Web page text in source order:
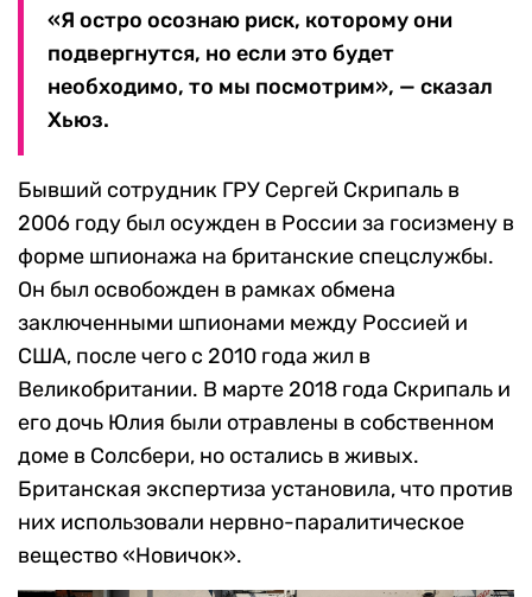
«Я остро осознаю риск, которому они
подвергнутся, но если это будет
необходимо, то мы посмотрим», — сказал
Хьюз.
Бывший сотрудник ГРУ Сергей Скрипаль в
2006 году был осужден в России за госизмену в
форме шпионажа на британские спецслужбы.
Он был освобожден в рамках обмена
заключенными шпионами между Россией и
США, после чего с 2010 года жил в
Великобритании. В марте 2018 года Скрипаль и
его дочь Юлия были отравлены в собственном
доме в Солсбери, но остались в живых.
Британская экспертиза установила, что против
них использовали нервно-паралитическое
вещество «Новичок».